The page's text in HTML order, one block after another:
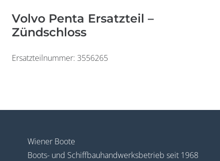
Volvo Penta Ersatzteil –
Zündschloss
Ersatzteilnummer: 3556265
Wiener Boote
Boots- und Schiffbauhandwerksbetrieb seit 1968
Widerrufsformular